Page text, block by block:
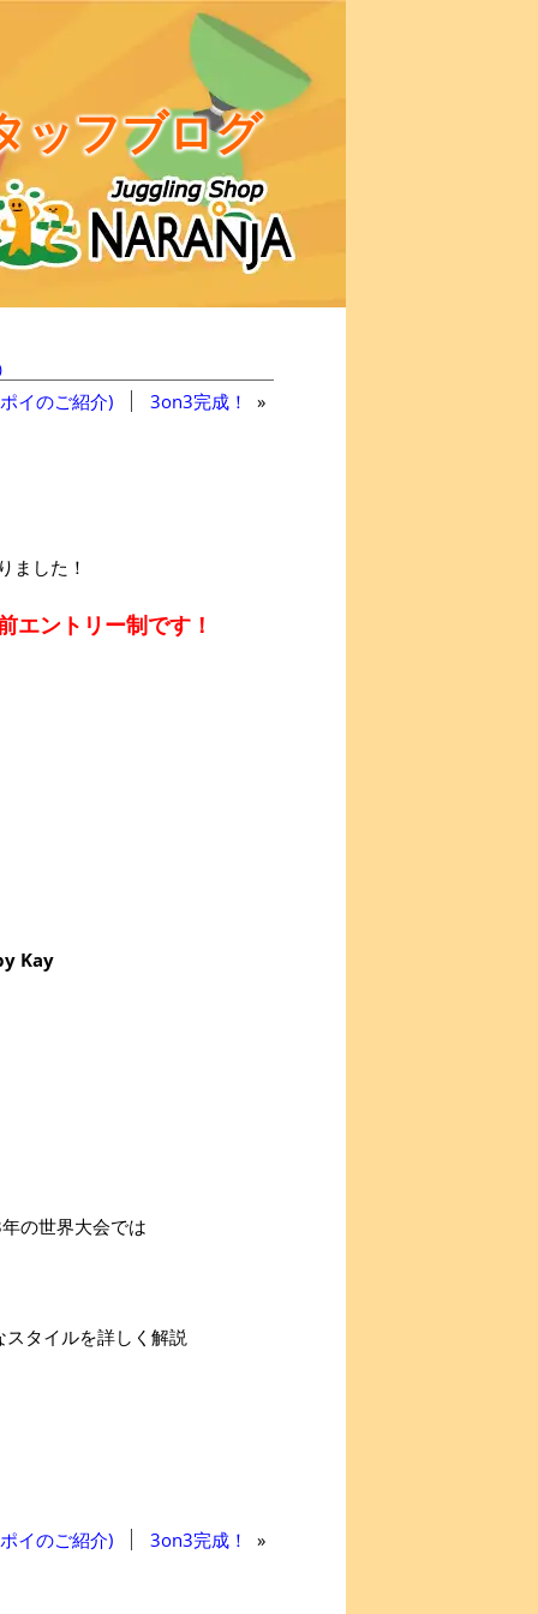
ッフブログ
イのご紹介) 3on3完成！ »
ました！
エントリー制です！
Kay
の世界大会では
タイルを詳しく解説
イのご紹介) 3on3完成！ »